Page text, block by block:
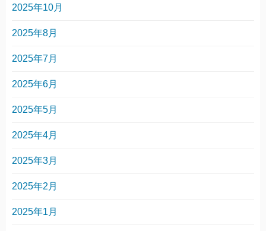
2025年10月
2025年8月
2025年7月
2025年6月
2025年5月
2025年4月
2025年3月
2025年2月
2025年1月